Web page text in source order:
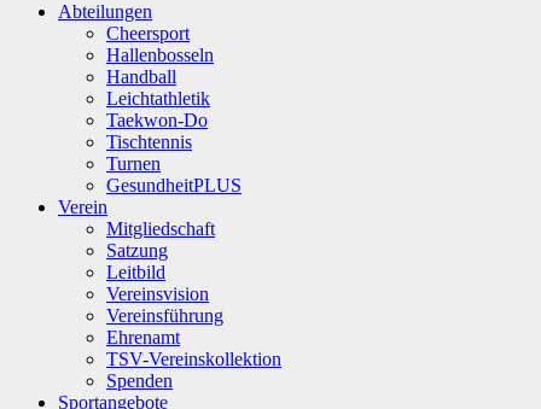
SuchenAbteilungen
Cheersport
Hallenbosseln
Handball
Leichtathletik
Taekwon-Do
Tischtennis
Turnen
GesundheitPLUS
Verein
Mitgliedschaft
Satzung
Leitbild
Vereinsvision
Vereinsführung
Ehrenamt
TSV-Vereinskollektion
Spenden
Sportangebote